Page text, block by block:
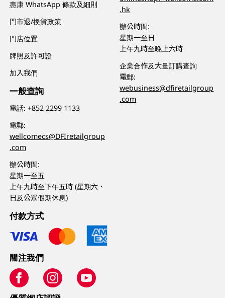
惠康 WhatsApp 條款及細則
門市退/換貨政策
門店位置
牌照及許可證
加入我們
一般查詢
電話:+852 2299 1133
電郵:
wellcomecs@DFIretailgroup
.com
辦公時間:
星期一至五
上午九時至下午五時 (星期六、
日及公眾假期休息)
.hk
辦公時間:
星期一至日
上午九時至晚上六時
企業合作及大量訂購查詢
電郵:
webusiness@dfiretailgroup
.com
付款方式
關注我們